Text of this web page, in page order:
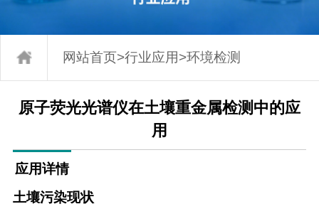
网站首页>行业应用>环境检测
原子荧光光谱仪在土壤重金属检测中的应
用
应用详情
土壤污染现状